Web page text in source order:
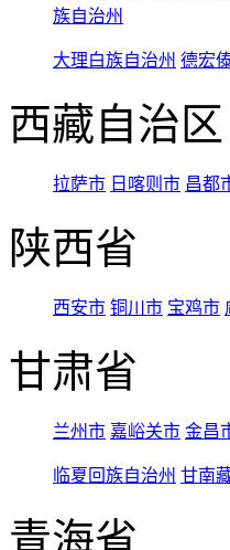
族自治州
大理白族自治州 德宏
西藏自治区
拉萨市 日喀则市 昌都
陕西省
西安市 铜川市 宝鸡市
甘肃省
兰州市 嘉峪关市 金昌
临夏回族自治州 甘南
青海省